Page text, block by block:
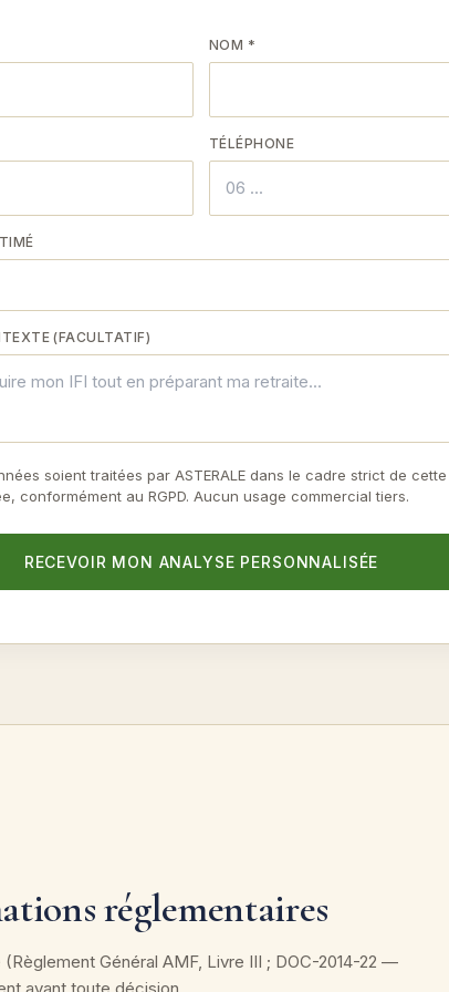
NOM *
TÉLÉPHONE
(FACULTATIF)
soient traitées par ASTERALE dans le cadre strict de
conformément au RGPD. Aucun usage commercial tiers.
RECEVOIR MON ANALYSE PERSONNALISÉE
réglementaires
Général AMF, Livre III ; DOC-2014-22 —